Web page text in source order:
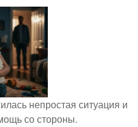
непростая ситуация и
со стороны.